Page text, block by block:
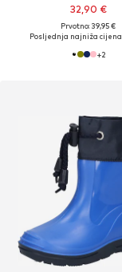
32,90 €
Prvotno: 39,95 €
Posljednja najniža cijena:
+2